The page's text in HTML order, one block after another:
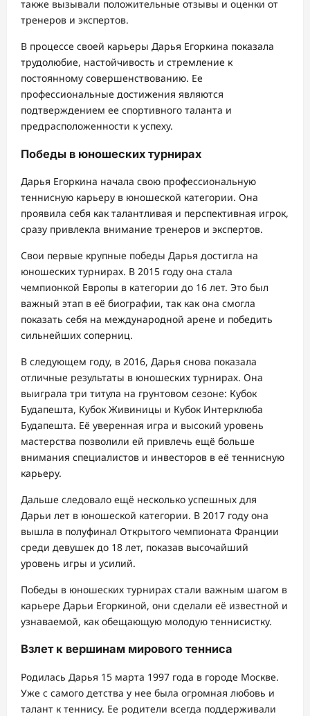
также вызывали положительные отзывы и оценки от
тренеров и экспертов.
В процессе своей карьеры Дарья Егоркина показала
трудолюбие, настойчивость и стремление к
постоянному совершенствованию. Ее
профессиональные достижения являются
подтверждением ее спортивного таланта и
предрасположенности к успеху.
Победы в юношеских турнирах
Дарья Егоркина начала свою профессиональную
теннисную карьеру в юношеской категории. Она
проявила себя как талантливая и перспективная игрок,
сразу привлекла внимание тренеров и экспертов.
Свои первые крупные победы Дарья достигла на
юношеских турнирах. В 2015 году она стала
чемпионкой Европы в категории до 16 лет. Это был
важный этап в её биографии, так как она смогла
показать себя на международной арене и победить
сильнейших соперниц.
В следующем году, в 2016, Дарья снова показала
отличные результаты в юношеских турнирах. Она
выиграла три титула на грунтовом сезоне: Кубок
Будапешта, Кубок Живиницы и Кубок Интерклюба
Будапешта. Её уверенная игра и высокий уровень
мастерства позволили ей привлечь ещё больше
внимания специалистов и инвесторов в её теннисную
карьеру.
Дальше следовало ещё несколько успешных для
Дарьи лет в юношеской категории. В 2017 году она
вышла в полуфинал Открытого чемпионата Франции
среди девушек до 18 лет, показав высочайший
уровень игры и усилий.
Победы в юношеских турнирах стали важным шагом в
карьере Дарьи Егоркиной, они сделали её известной и
узнаваемой, как обещающую молодую теннисистку.
Взлет к вершинам мирового тенниса
Родилась Дарья 15 марта 1997 года в городе Москве.
Уже с самого детства у нее была огромная любовь и
талант к теннису. Ее родители всегда поддерживали